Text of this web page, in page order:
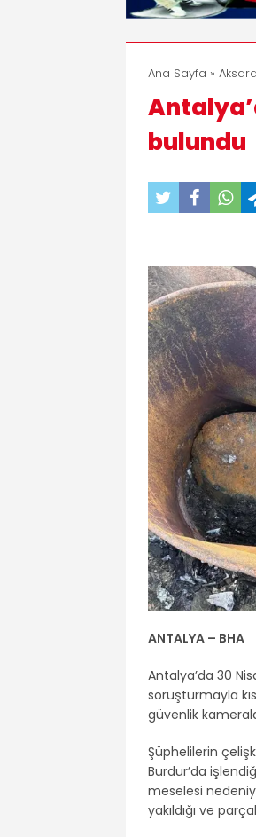
Ana Sayfa »
bulundu
ANTALYA – BHA
Antalya’da 30
soruşturmayla
güvenlik
Şüphelilerin
Burdur’da
meselesi
yakıldığı ve